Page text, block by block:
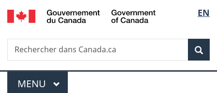
Passer
au
principal
Passer
à
Au
du
Passer
à
version
simplifiée
de
la
EN
Recherche
Rechercher
dans
Menu
MENU PRINCIPAL